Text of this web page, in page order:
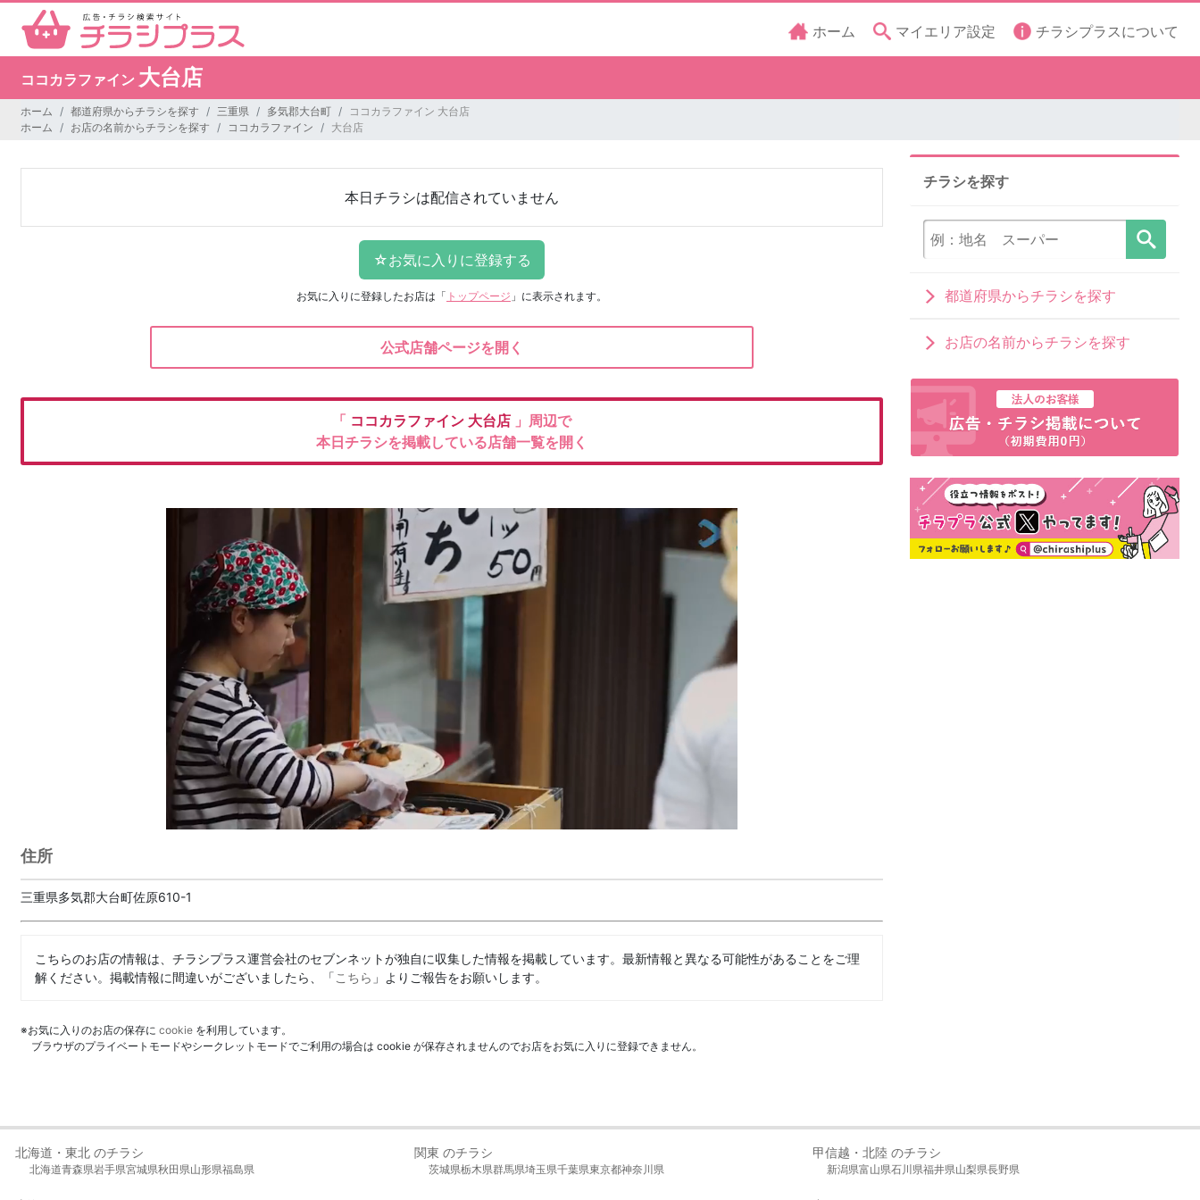
ホーム マイエリア設定 チラシプラスについて
ココカラファイン 大台店
ホーム 都道府県からチラシを探す 三重県 多気郡大台町
ココカラファイン 大台店
ホーム
お店の名前からチラシを探す ココカラファイン 大台店
本日チラシは配信されていません
お気に入りに登録したお店は 「 トップページ 」に表示されます。
公式店舗ページを開く
「 ココカラファイン 大台店 」周辺で
本日チラシを掲載している店舗一覧を開く
住所
三重県多気郡大台町佐原610-1
こちらのお店の情報は、チラシプラス運営会社のセブンネットが独自に収集した情報を掲載しています。最新情報と異なる可能性があることをご理
解ください。掲載情報に間違いがございましたら、「こちら 」よりご報告をお願いします。
※お気に入りのお店の保存に cookie を利用しています。
ブラウザのプライベートモードやシークレットモードでご利用の場合は cookie が保存されませんのでお店をお気に入りに登録できません。
チラシを探す
都道府県からチラシを探す
お店の名前からチラシを探す
北海道・東北 のチラシ
北海道青森県岩手県宮城県秋田県山形県福島県
関東 のチラシ
茨城県栃木県群馬県埼玉県千葉県東京都神奈川県
甲信越・北陸 のチラシ
新潟県富山県石川県福井県山梨県長野県